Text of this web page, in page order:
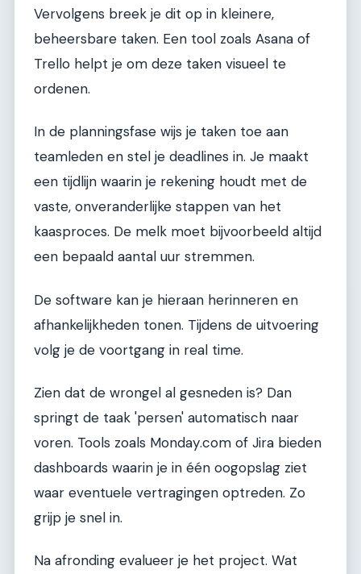
Vervolgens breek je dit op in kleinere,
beheersbare taken. Een tool zoals Asana of
Trello helpt je om deze taken visueel te
ordenen.
In de planningsfase wijs je taken toe aan
teamleden en stel je deadlines in. Je maakt
een tijdlijn waarin je rekening houdt met de
vaste, onveranderlijke stappen van het
kaasproces. De melk moet bijvoorbeeld altijd
een bepaald aantal uur stremmen.
De software kan je hieraan herinneren en
afhankelijkheden tonen. Tijdens de uitvoering
volg je de voortgang in real time.
Zien dat de wrongel al gesneden is? Dan
springt de taak 'persen' automatisch naar
voren. Tools zoals Monday.com of Jira bieden
dashboards waarin je in één oogopslag ziet
waar eventuele vertragingen optreden. Zo
grijp je snel in.
Na afronding evalueer je het project. Wat